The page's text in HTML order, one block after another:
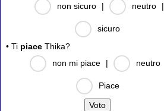
non sicuro
| neutro |
sicuro
• Ti piace Thika?
non mi piace
| neutro
Piace